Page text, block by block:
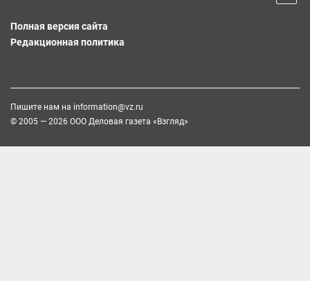
Полная версия сайта
Редакционная политика
Пишите нам на information@vz.ru
© 2005 — 2026 ООО Деловая газета «Взгляд»